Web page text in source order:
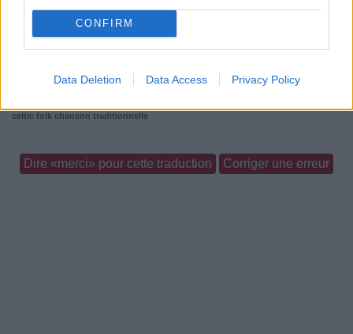
CONFIRM
Data Deletion Data Access Privacy Policy
Concert/Live
celtic folk chanson traditionnelle
Dire «merci» pour cette traduction Corriger une erreur